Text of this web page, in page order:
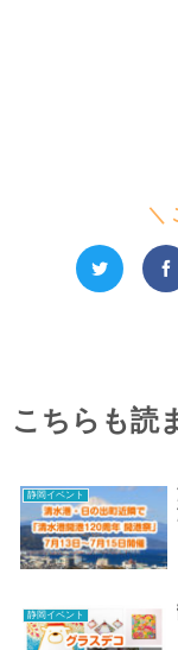
＼
こちらも読
静岡イベント
静岡イベント